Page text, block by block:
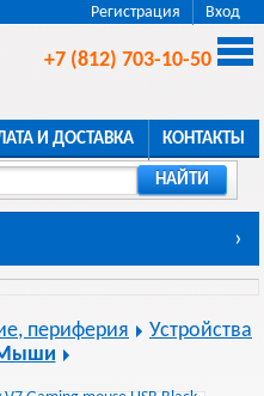
Регистрация Вход
+7 (812) 703-10-50
И ДОСТАВКА КОНТАКТЫ
НАЙТИ
›
периферия
Устройства